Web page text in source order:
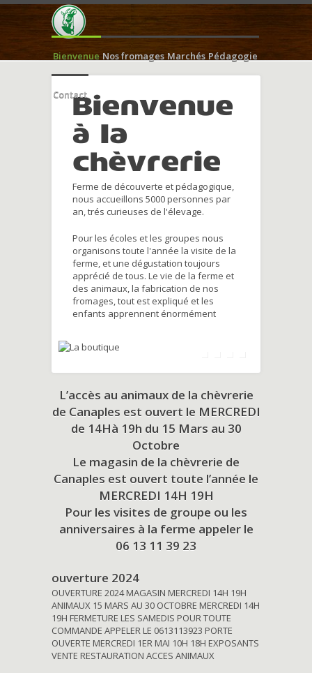
Bienvenue Nos fromages Marchés Pédagogie
ContactBienvenue
à la
chèvrerie
Ferme de découverte et pédagogique,
nous accueillons 5000 personnes par
an, trés curieuses de l'élevage.
Pour les écoles et les groupes nous
organisons toute l'année la visite de la
ferme, et une dégustation toujours
apprécié de tous. Le vie de la ferme et
des animaux, la fabrication de nos
fromages, tout est expliqué et les
enfants apprennent énormément
L’accès au animaux de la chèvrerie
de Canaples est ouvert le MERCREDI
de 14Hà 19h du 15 Mars au 30
Octobre
Le magasin de la chèvrerie de
Canaples est ouvert toute l’année le
MERCREDI 14H 19H
Pour les visites de groupe ou les
anniversaires à la ferme appeler le
06 13 11 39 23
ouverture 2024
OUVERTURE 2024 MAGASIN MERCREDI 14H 19H
ANIMAUX 15 MARS AU 30 OCTOBRE MERCREDI 14H
19H FERMETURE LES SAMEDIS POUR TOUTE
COMMANDE APPELER LE 0613113923 PORTE
OUVERTE MERCREDI 1ER MAI 10H 18H EXPOSANTS
VENTE RESTAURATION ACCES ANIMAUX